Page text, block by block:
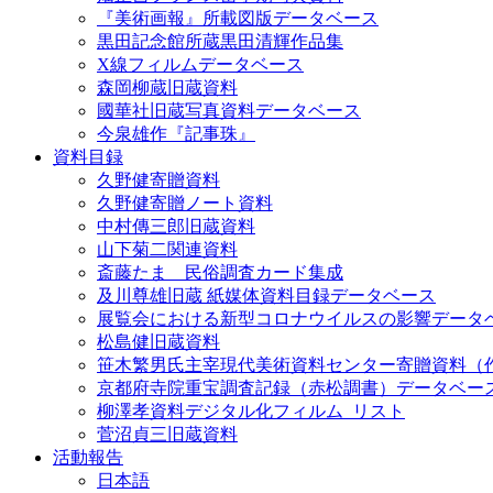
『美術画報』所載図版データベース
黒田記念館所蔵黒田清輝作品集
X線フィルムデータベース
森岡柳蔵旧蔵資料
國華社旧蔵写真資料データベース
今泉雄作『記事珠』
資料目録
久野健寄贈資料
久野健寄贈ノート資料
中村傳三郎旧蔵資料
山下菊二関連資料
斎藤たま 民俗調査カード集成
及川尊雄旧蔵 紙媒体資料目録データベース
展覧会における新型コロナウイルスの影響データ
松島健旧蔵資料
笹木繁男氏主宰現代美術資料センター寄贈資料（
京都府寺院重宝調査記録（赤松調書）データベー
柳澤孝資料デジタル化フィルム_リスト
菅沼貞三旧蔵資料
活動報告
日本語